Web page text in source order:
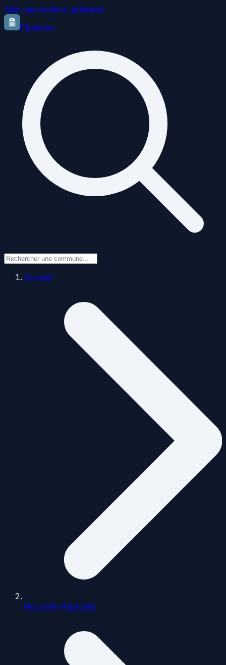
Aller au contenu principal
Elections
Accueil
Nouvelle-Aquitaine